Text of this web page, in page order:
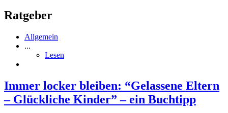
Ratgeber
Allgemein
...
Lesen
Immer locker bleiben: “Gelassene Eltern
– Glückliche Kinder” – ein Buchtipp